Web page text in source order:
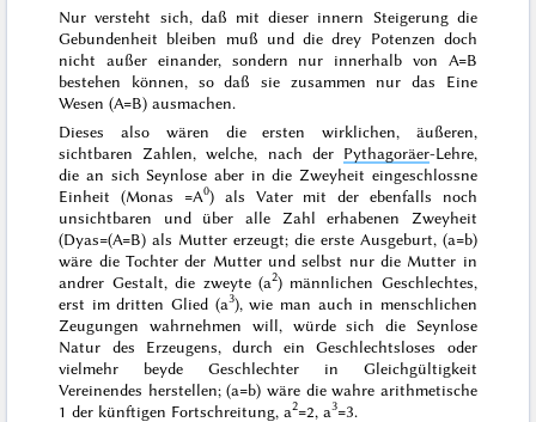
Nur versteht sich, daß mit dieser innern Steigerung die
Gebundenheit bleiben muß und die drey Potenzen doch
nicht außer einander, sondern nur innerhalb von A=B
bestehen können, so daß sie zusammen nur das Eine
Wesen (A=B) ausmachen.
Dieses also wären die ersten wirklichen, äußeren,
sichtbaren Zahlen, welche, nach der Pythagoräer-Lehre,
die an sich Seynlose aber in die Zweyheit eingeschlossne
Einheit (Monas =A0) als Vater mit der ebenfalls noch
unsichtbaren und über alle Zahl erhabenen Zweyheit
(Dyas=(A=B) als Mutter erzeugt; die erste Ausgeburt, (a=b)
wäre die Tochter der Mutter und selbst nur die Mutter in
andrer Gestalt, die zweyte (a2) männlichen Geschlechtes,
erst im dritten Glied (a3), wie man auch in menschlichen
Zeugungen wahrnehmen will, würde sich die Seynlose
Natur des Erzeugens, durch ein Geschlechtsloses oder
vielmehr beyde Geschlechter in Gleichgültigkeit
Vereinendes herstellen; (a=b) wäre die wahre arithmetische
1 der künftigen Fortschreitung, a2=2, a3=3.